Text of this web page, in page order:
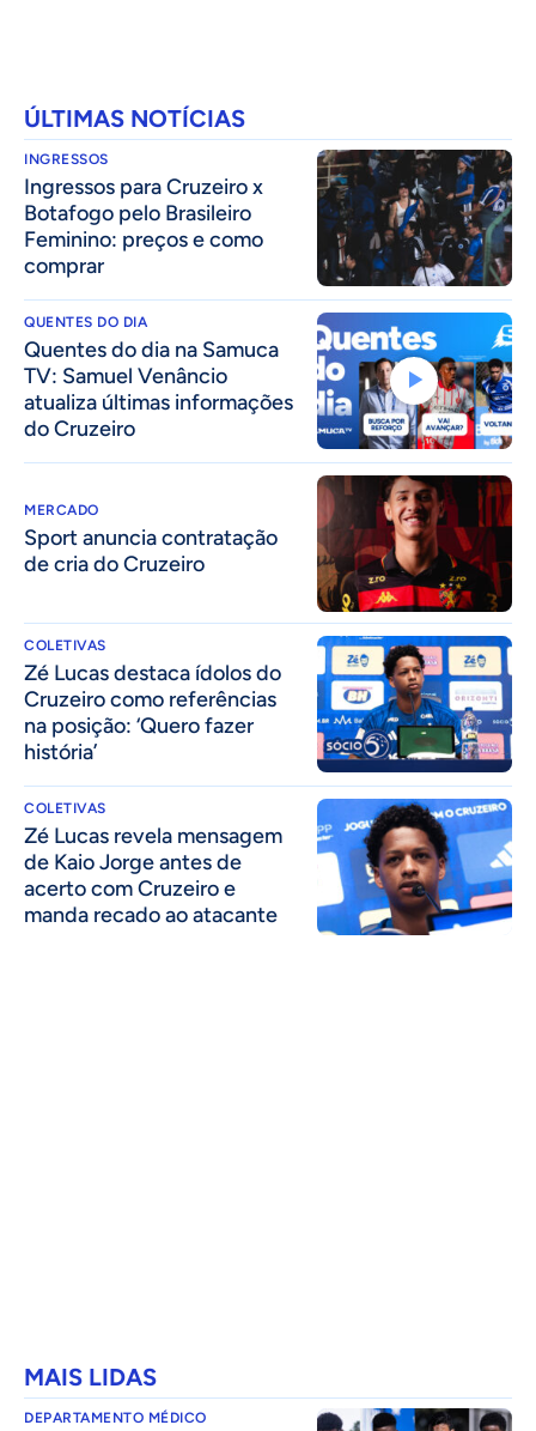
ÚLTIMAS NOTÍCIAS
INGRESSOS
Ingressos para Cruzeiro x
Botafogo pelo Brasileiro
Feminino: preços e como
comprar
QUENTES DO DIA
Quentes do dia na Samuca
TV: Samuel Venâncio
atualiza últimas informações
do Cruzeiro
MERCADO
Sport anuncia contratação
de cria do Cruzeiro
COLETIVAS
Zé Lucas destaca ídolos do
Cruzeiro como referências
na posição: ‘Quero fazer
história’
COLETIVAS
Zé Lucas revela mensagem
de Kaio Jorge antes de
acerto com Cruzeiro e
manda recado ao atacante
MAIS LIDAS
DEPARTAMENTO MÉDICO